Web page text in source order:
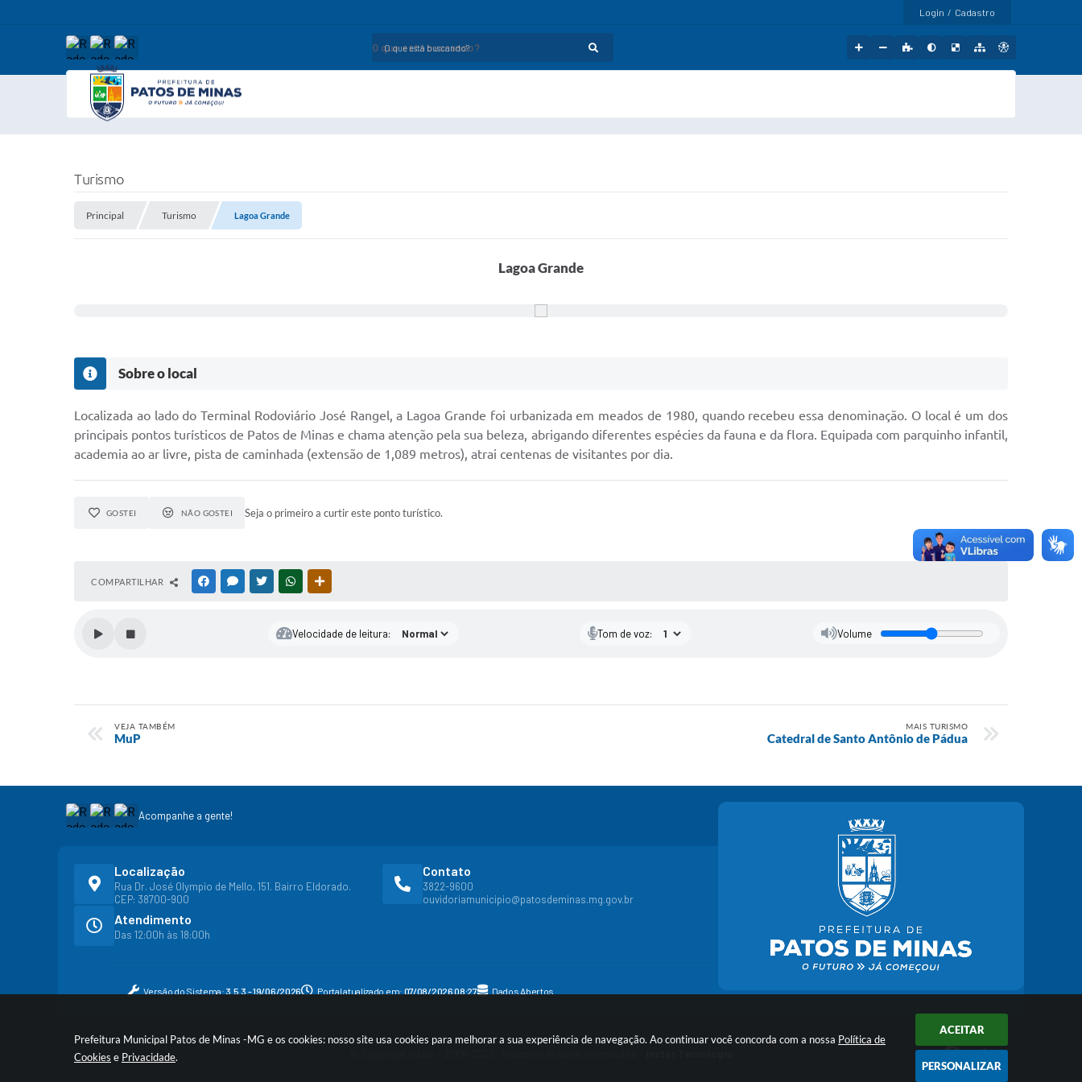
Prefeitura Municipal Patos de Minas -MG e os cookies: nosso site usa cookies para melhorar a sua experiência de navegação. Ao continuar você concorda com a nossa Política de
Cookies e Privacidade.
ACEITAR
PERSONALIZAR
Login / Cadastro
O que está buscando?
Turismo
Principal Turismo Lagoa Grande
Lagoa Grande
Sobre o local
Localizada ao lado do Terminal Rodoviário José Rangel, a Lagoa Grande foi urbanizada em meados de 1980, quando recebeu essa denominação. O local é um dos
principais pontos turísticos de Patos de Minas e chama atenção pela sua beleza, abrigando diferentes espécies da fauna e da flora. Equipada com parquinho infantil,
academia ao ar livre, pista de caminhada (extensão de 1,089 metros), atrai centenas de visitantes por dia.
GOSTEI NÃO GOSTEI Seja o primeiro a curtir este ponto turístico.
COMPARTILHAR FACEBOOKMESSENGER
TWITTERWHATSAPP
Velocidade de leitura: Tom de voz: Volume
VEJA TAMBÉM
MuP
MAIS TURISMO
Catedral de Santo Antônio de Pádua
Acompanhe a gente!
Localização
Rua Dr. José Olympio de Mello, 151. Bairro Eldorado.
CEP: 38700-900
Contato
3822-9600
ouvidoriamunicipio@patosdeminas.mg.gov.br
Atendimento
Das 12:00h às 18:00h
Versão do Sistema: 3.5.3 - 19/06/2026 Portal atualizado em: 07/08/2026 08:27 Dados Abertos